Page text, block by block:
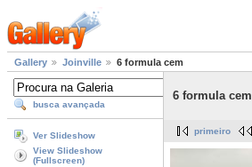
Gallery Joinville 6 formula cem
busca avançada
Ver Slideshow
View Slideshow
(Fullscreen)
6 formula cem
primeiro